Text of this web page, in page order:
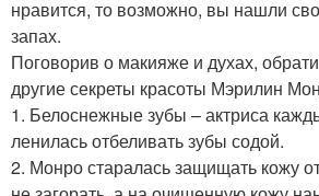
нравится, то возможно, вы нашли
запах.
Поговорив о макияже и духах,
другие секреты красоты Мэрилин
1. Белоснежные зубы – актриса
ленилась отбеливать зубы содой.
2. Монро старалась защищать кожу